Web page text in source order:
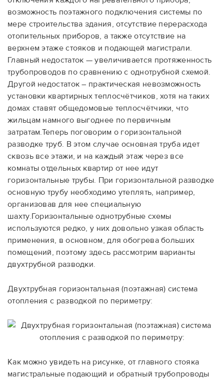
возможность поэтажного подключения системы по
мере строительства здания, отсутствие перерасхода
отопительных приборов, а также отсутствие на
верхнем этаже стояков и подающей магистрали.
Главный недостаток — увеличивается протяженность
трубопроводов по сравнению с однотрубной схемой.
Другой недостаток – практическая невозможность
установки квартирных теплосчётчиков, хотя на таких
домах ставят общедомовые теплосчётчики, что
жильцам намного выгоднее по первичным
затратам.Теперь поговорим о горизонтальной
разводке труб. В этом случае основная труба идет
сквозь все этажи, и на каждый этаж через все
комнаты отдельных квартир от нее идут
горизонтальные трубы. При горизонтальной разводке
основную трубу необходимо утеплять, например,
организовав для нее специальную
шахту.Горизонтальные однотрубные схемы
используются редко, у них довольно узкая область
применения, в основном, для обогрева больших
помещений, поэтому здесь рассмотрим варианты
двухтрубной разводки.
Двухтрубная горизонтальная (поэтажная) система
отопления с разводкой по периметру:
Как можно увидеть на рисунке, от главного стояка
магистральные подающий и обратный трубопроводы